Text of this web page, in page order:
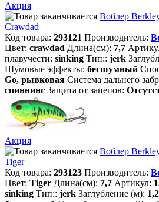
Акция
Воблер
Crawdad
Код товара: 293121 Производитель:
Цвет: crawdad Длина(см): 7,7
плавучести: sinking Тип:: jerk
Шумовые эффекты: бесшумный
Go, рывковая Система дальнего
спиннинг Защита от зацепов:
Акция
Воблер
Tiger
Код товара: 293123 Производитель:
Цвет: Tiger Длина(см): 7,7 Артикул:
sinking Тип:: jerk Заглубление (м):